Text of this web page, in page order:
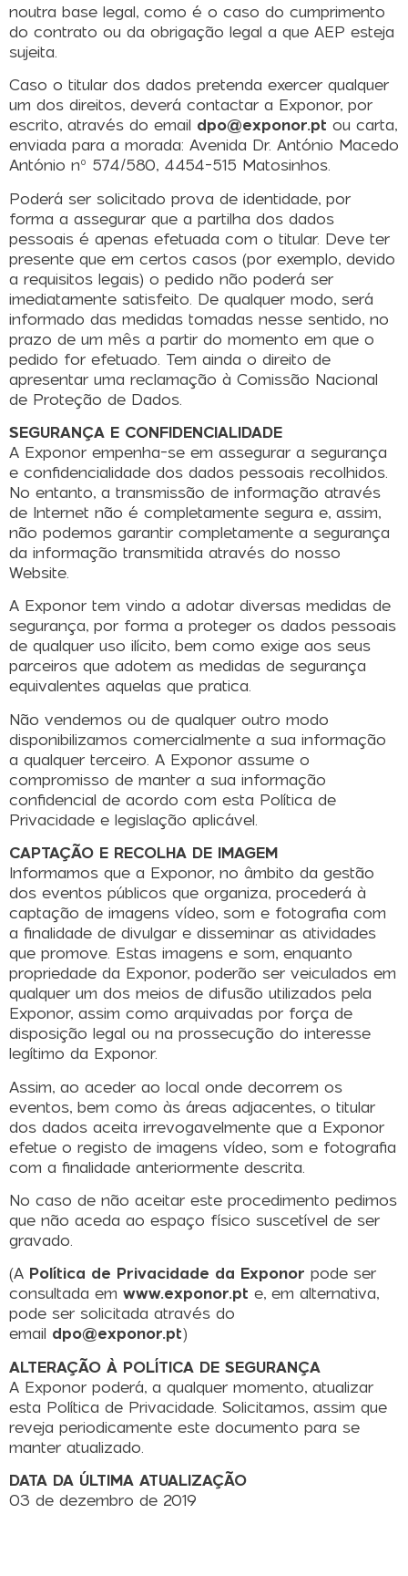
noutra base legal, como é o caso do cumprimento
do contrato ou da obrigação legal a que AEP esteja
sujeita.
Caso o titular dos dados pretenda exercer qualquer
um dos direitos, deverá contactar a Exponor, por
escrito, através do email dpo@exponor.pt ou carta,
enviada para a morada: Avenida Dr. António Macedo
António nº 574/580, 4454-515 Matosinhos.
Poderá ser solicitado prova de identidade, por
forma a assegurar que a partilha dos dados
pessoais é apenas efetuada com o titular. Deve ter
presente que em certos casos (por exemplo, devido
a requisitos legais) o pedido não poderá ser
imediatamente satisfeito. De qualquer modo, será
informado das medidas tomadas nesse sentido, no
prazo de um mês a partir do momento em que o
pedido for efetuado. Tem ainda o direito de
apresentar uma reclamação à Comissão Nacional
de Proteção de Dados.
SEGURANÇA E CONFIDENCIALIDADE
A Exponor empenha-se em assegurar a segurança
e confidencialidade dos dados pessoais recolhidos.
No entanto, a transmissão de informação através
de Internet não é completamente segura e, assim,
não podemos garantir completamente a segurança
da informação transmitida através do nosso
Website.
A Exponor tem vindo a adotar diversas medidas de
segurança, por forma a proteger os dados pessoais
de qualquer uso ilícito, bem como exige aos seus
parceiros que adotem as medidas de segurança
equivalentes aquelas que pratica.
Não vendemos ou de qualquer outro modo
disponibilizamos comercialmente a sua informação
a qualquer terceiro. A Exponor assume o
compromisso de manter a sua informação
confidencial de acordo com esta Política de
Privacidade e legislação aplicável.
CAPTAÇÃO E RECOLHA DE IMAGEM
Informamos que a Exponor, no âmbito da gestão
dos eventos públicos que organiza, procederá à
captação de imagens vídeo, som e fotografia com
a finalidade de divulgar e disseminar as atividades
que promove. Estas imagens e som, enquanto
propriedade da Exponor, poderão ser veiculados em
qualquer um dos meios de difusão utilizados pela
Exponor, assim como arquivadas por força de
disposição legal ou na prossecução do interesse
legítimo da Exponor.
Assim, ao aceder ao local onde decorrem os
eventos, bem como às áreas adjacentes, o titular
dos dados aceita irrevogavelmente que a Exponor
efetue o registo de imagens vídeo, som e fotografia
com a finalidade anteriormente descrita.
No caso de não aceitar este procedimento pedimos
que não aceda ao espaço físico suscetível de ser
gravado.
(A Política de Privacidade da Exponor pode ser
consultada em www.exponor.pt e, em alternativa,
pode ser solicitada através do
email dpo@exponor.pt)
ALTERAÇÃO À POLÍTICA DE SEGURANÇA
A Exponor poderá, a qualquer momento, atualizar
esta Política de Privacidade. Solicitamos, assim que
reveja periodicamente este documento para se
manter atualizado.
DATA DA ÚLTIMA ATUALIZAÇÃO
03 de dezembro de 2019